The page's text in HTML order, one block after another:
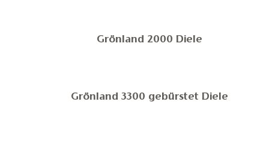
Grönland 2000 Diele
Grönland 3300 gebürstet Diele